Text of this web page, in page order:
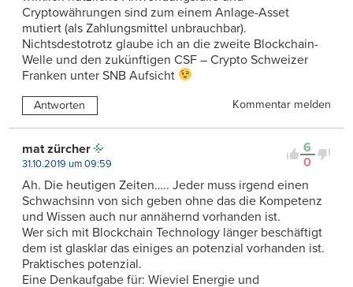
Cryptowährungen sind zum einem Anlage-Asset
mutiert (als Zahlungsmittel unbrauchbar).
Nichtsdestotrotz glaube ich an die zweite Blockchain-
Welle und den zukünftigen CSF – Crypto Schweizer
Franken unter SNB Aufsicht
Antworten Kommentar melden
6
0
mat zürcher
31.10.2019 um 09:59
Ah. Die heutigen Zeiten….. Jeder muss irgend einen
Schwachsinn von sich geben ohne das die Kompetenz
und Wissen auch nur annähernd vorhanden ist.
Wer sich mit Blockchain Technology länger beschäftigt
dem ist glasklar das einiges an potenzial vorhanden ist.
Praktisches potenzial.
Eine Denkaufgabe für: Wieviel Energie und